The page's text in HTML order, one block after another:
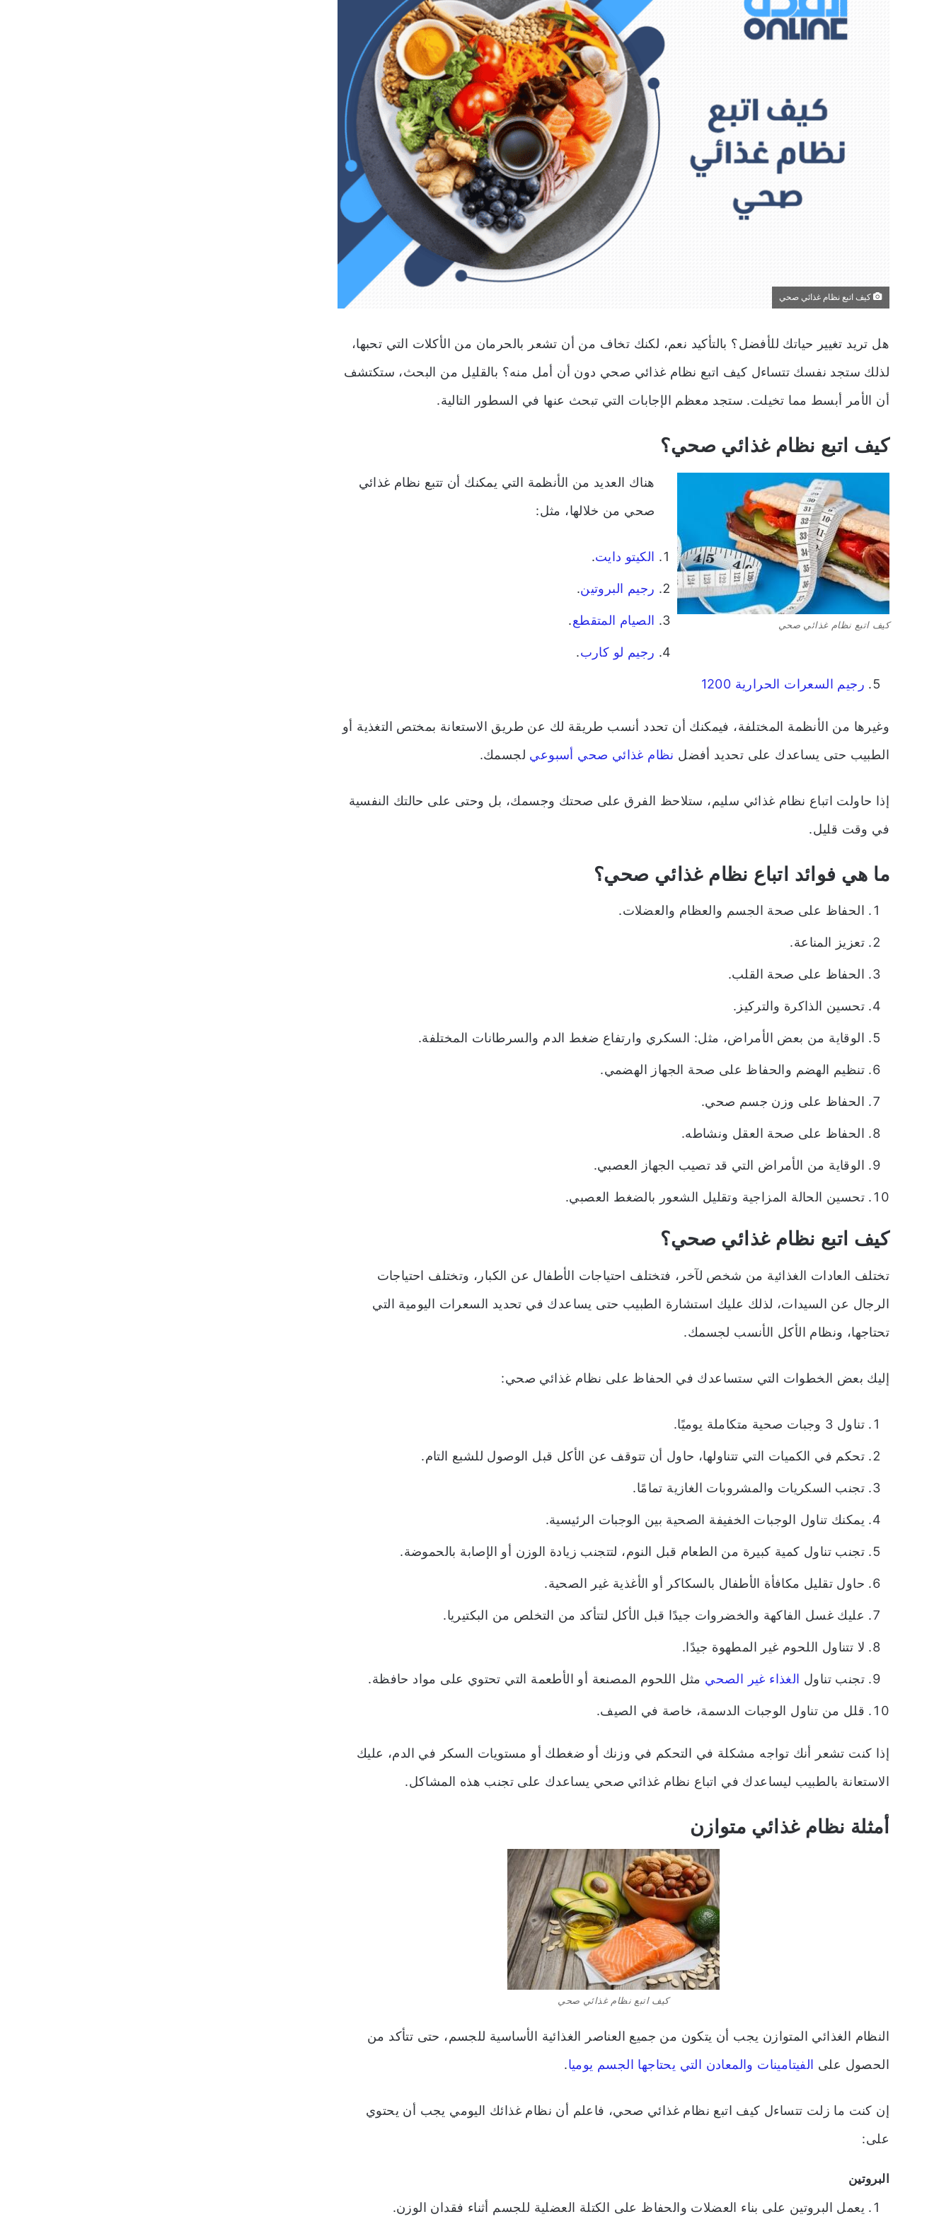
كيف اتبع نظام غذائي صحي
هل تريد تغيير حياتك للأفضل؟ بالتأكيد نعم، لكنك تخاف من أن تشعر بالحرمان من الأكلات التي تحبها،
لذلك ستجد نفسك تتساءل كيف اتبع نظام غذائي صحي دون أن أمل منه؟ بالقليل من البحث، ستكتشف
أن الأمر أبسط مما تخيلت. ستجد معظم الإجابات التي تبحث عنها في السطور التالية.
كيف اتبع نظام غذائي صحي؟
كيف اتبع نظام غذائي صحي
هناك العديد من الأنظمة التي يمكنك أن تتبع نظام غذائي
صحي من خلالها، مثل:
الكيتو دايت.
رجيم البروتين.
الصيام المتقطع.
رجيم لو كارب.
رجيم السعرات الحرارية 1200
وغيرها من الأنظمة المختلفة، فيمكنك أن تحدد أنسب طريقة لك عن طريق الاستعانة بمختص التغذية أو
الطبيب حتى يساعدك على تحديد أفضل نظام غذائي صحي أسبوعي لجسمك.
إذا حاولت اتباع نظام غذائي سليم، ستلاحظ الفرق على صحتك وجسمك، بل وحتى على حالتك النفسية
في وقت قليل.
ما هي فوائد اتباع نظام غذائي صحي؟
الحفاظ على صحة الجسم والعظام والعضلات.
تعزيز المناعة.
الحفاظ على صحة القلب.
تحسين الذاكرة والتركيز.
الوقاية من بعض الأمراض، مثل: السكري وارتفاع ضغط الدم والسرطانات المختلفة.
تنظيم الهضم والحفاظ على صحة الجهاز الهضمي.
الحفاظ على وزن جسم صحي.
الحفاظ على صحة العقل ونشاطه.
الوقاية من الأمراض التي قد تصيب الجهاز العصبي.
تحسين الحالة المزاجية وتقليل الشعور بالضغط العصبي.
كيف اتبع نظام غذائي صحي؟
تختلف العادات الغذائية من شخص لآخر، فتختلف احتياجات الأطفال عن الكبار، وتختلف احتياجات
الرجال عن السيدات، لذلك عليك استشارة الطبيب حتى يساعدك في تحديد السعرات اليومية التي
تحتاجها، ونظام الأكل الأنسب لجسمك.
إليك بعض الخطوات التي ستساعدك في الحفاظ على نظام غذائي صحي:
تناول 3 وجبات صحية متكاملة يوميًا.
تحكم في الكميات التي تتناولها، حاول أن تتوقف عن الأكل قبل الوصول للشبع التام.
تجنب السكريات والمشروبات الغازية تمامًا.
يمكنك تناول الوجبات الخفيفة الصحية بين الوجبات الرئيسية.
تجنب تناول كمية كبيرة من الطعام قبل النوم، لتتجنب زيادة الوزن أو الإصابة بالحموضة.
حاول تقليل مكافأة الأطفال بالسكاكر أو الأغذية غير الصحية.
عليك غسل الفاكهة والخضروات جيدًا قبل الأكل لتتأكد من التخلص من البكتيريا.
لا تتناول اللحوم غير المطهوة جيدًا.
تجنب تناول الغذاء غير الصحي مثل اللحوم المصنعة أو الأطعمة التي تحتوي على مواد حافظة.
قلل من تناول الوجبات الدسمة، خاصة في الصيف.
إذا كنت تشعر أنك تواجه مشكلة في التحكم في وزنك أو ضغطك أو مستويات السكر في الدم، عليك
الاستعانة بالطبيب ليساعدك في اتباع نظام غذائي صحي يساعدك على تجنب هذه المشاكل.
أمثلة نظام غذائي متوازن
كيف اتبع نظام غذائي صحي
النظام الغذائي المتوازن يجب أن يتكون من جميع العناصر الغذائية الأساسية للجسم، حتى تتأكد من
الحصول على الفيتامينات والمعادن التي يحتاجها الجسم يوميا.
إن كنت ما زلت تتساءل كيف اتبع نظام غذائي صحي، فاعلم أن نظام غذائك اليومي يجب أن يحتوي
على:
البروتين
يعمل البروتين على بناء العضلات والحفاظ على الكتلة العضلية للجسم أثناء فقدان الوزن.